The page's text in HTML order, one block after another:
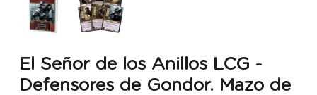
El Señor de los Anillos LCG -
Defensores de Gondor. Mazo de